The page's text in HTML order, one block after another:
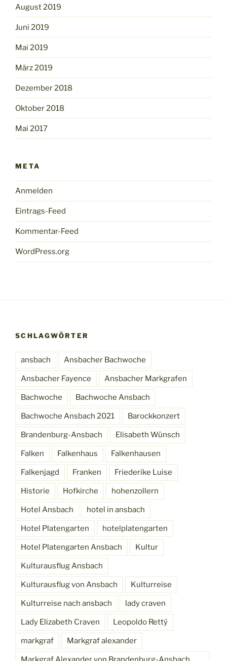
August 2019
Juni 2019
Mai 2019
März 2019
Dezember 2018
Oktober 2018
Mai 2017
META
Anmelden
Eintrags-Feed
Kommentar-Feed
WordPress.org
SCHLAGWÖRTER
ansbach Ansbacher Bachwoche
Ansbacher Fayence Ansbacher Markgrafen
Bachwoche Bachwoche Ansbach
Bachwoche Ansbach 2021 Barockkonzert
Brandenburg-Ansbach Elisabeth Wünsch
Falken Falkenhaus Falkenhausen
Falkenjagd Franken Friederike Luise
Historie Hofkirche hohenzollern
Hotel Ansbach hotel in ansbach
Hotel Platengarten hotelplatengarten
Hotel Platengarten Ansbach Kultur
Kulturausflug Ansbach
Kulturausflug von Ansbach Kulturreise
Kulturreise nach ansbach lady craven
Lady Elizabeth Craven Leopoldo Rettÿ
markgraf Markgraf alexander